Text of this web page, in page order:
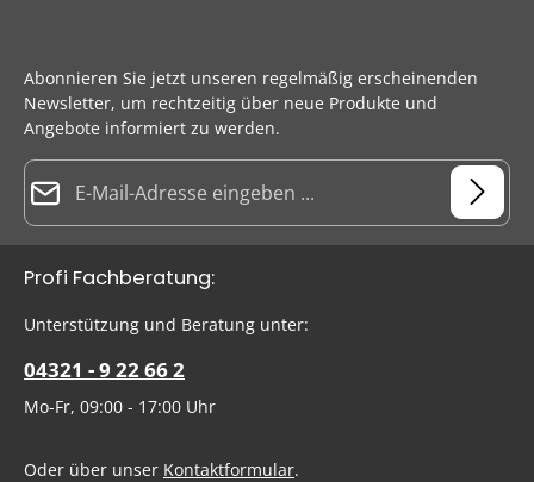
Abonnieren Sie jetzt unseren regelmäßig erscheinenden
Newsletter, um rechtzeitig über neue Produkte und
Angebote informiert zu werden.
E-Mail-Adresse*
Datenschutz
Ich habe dieDatenschutzbestimmungen
einverstanden.
Um weiterzugehen, geben Sie die oben abgebildeten Zeichen
ein*
Die mit einem Stern (*) markierten Felder sind Pflichtfelder.
Profi Fachberatung:
Unterstützung und Beratung unter:
04321 - 9 22 66 2
Mo-Fr, 09:00 - 17:00 Uhr
Oder über unser Kontaktformular.